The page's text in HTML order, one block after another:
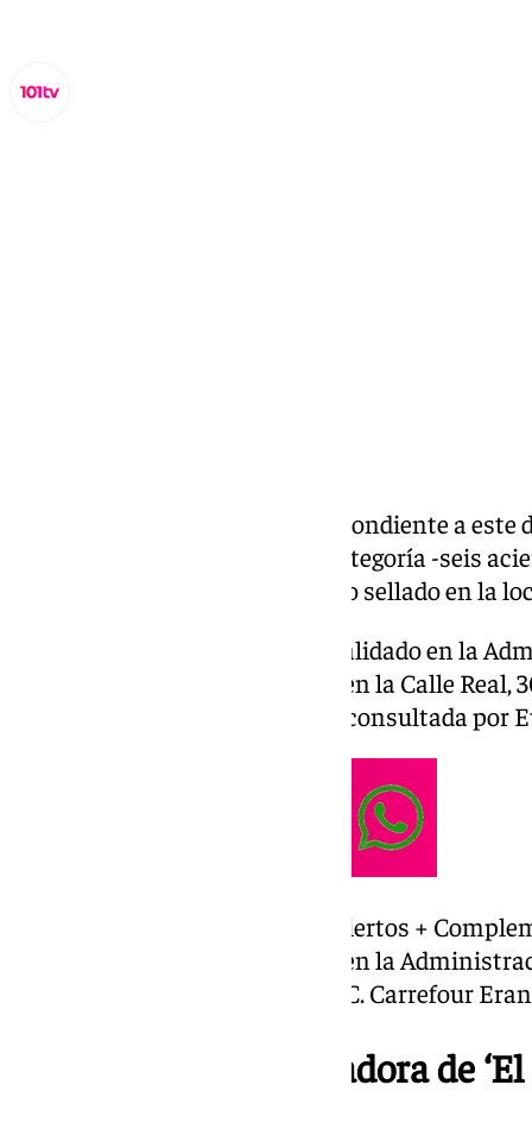
El sorteo de la Bonoloto correspondiente a
dejado un premio de primera categoría -seis
euros al propietario de un boleto sellado en la
En concreto, el boleto ha sido validado en la
1 del citado municipio, situada en la Calle
Loterías y Apuestas del Estado consultada por
De Segunda Categoría (cinco aciertos +
acertante que ha sido validado en la
Erandio (Bizkaia), situada en C.C. Carrefour
La combinación ganadora de